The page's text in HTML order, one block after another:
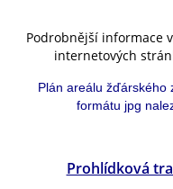
Podrobnější informace
internetových
Plán areálu žďárského
formátu jpg
Prohlídková